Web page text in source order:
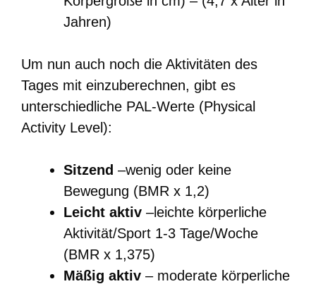
Jahren)
Um nun auch noch die Aktivitäten des
Tages mit einzuberechnen, gibt es
unterschiedliche PAL-Werte (Physical
Activity Level):
Sitzend –wenig oder keine
Bewegung (BMR x 1,2)
Leicht aktiv –leichte körperliche
Aktivität/Sport 1-3 Tage/Woche
(BMR x 1,375)
Mäßig aktiv – moderate körperliche